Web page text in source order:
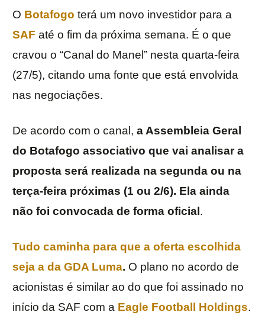
O Botafogo terá um novo investidor para a
SAF até o fim da próxima semana. É o que
cravou o “Canal do Manel” nesta quarta-feira
(27/5), citando uma fonte que está envolvida
nas negociações.
De acordo com o canal, a Assembleia Geral
do Botafogo associativo que vai analisar a
proposta será realizada na segunda ou na
terça-feira próximas (1 ou 2/6). Ela ainda
não foi convocada de forma oficial .
Tudo caminha para que a oferta escolhida
seja a da GDA Luma. O plano no acordo de
acionistas é similar ao do que foi assinado no
início da SAF com a Eagle Football Holdings.